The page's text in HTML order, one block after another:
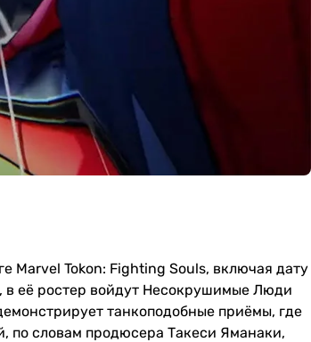
Marvel Tokon: Fighting Souls, включая дату
в её ростер войдут Несокрушимые Люди
танкоподобные приёмы, где
по словам продюсера Такеси Яманаки,